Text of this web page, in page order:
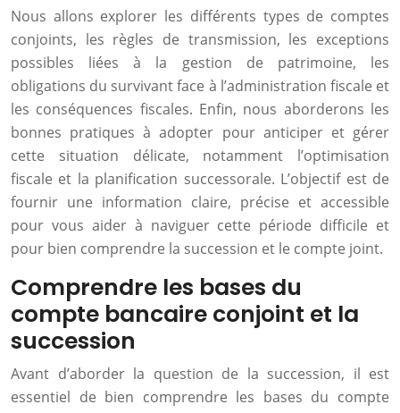
Nous allons explorer les différents types de comptes
conjoints, les règles de transmission, les exceptions
possibles liées à la gestion de patrimoine, les
obligations du survivant face à l’administration fiscale et
les conséquences fiscales. Enfin, nous aborderons les
bonnes pratiques à adopter pour anticiper et gérer
cette situation délicate, notamment l’optimisation
fiscale et la planification successorale. L’objectif est de
fournir une information claire, précise et accessible
pour vous aider à naviguer cette période difficile et
pour bien comprendre la succession et le compte joint.
Comprendre les bases du
compte bancaire conjoint et la
succession
Avant d’aborder la question de la succession, il est
essentiel de bien comprendre les bases du compte